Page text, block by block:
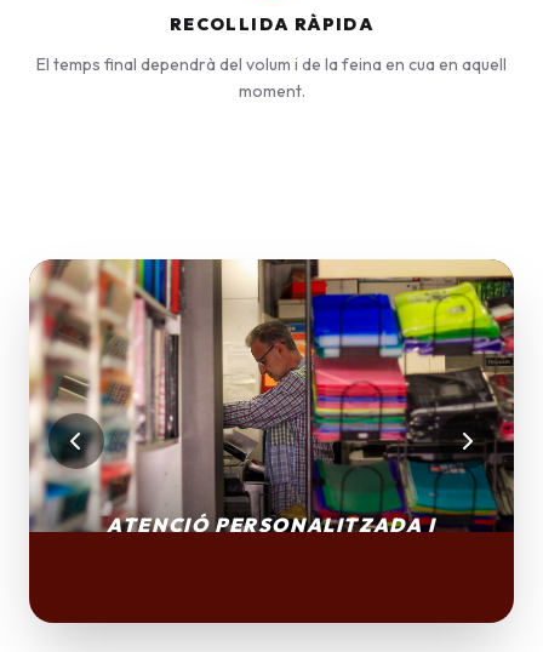
RECOLLIDA RÀPIDA
El temps final dependrà del volum i de la feina en cua en aquell
moment.